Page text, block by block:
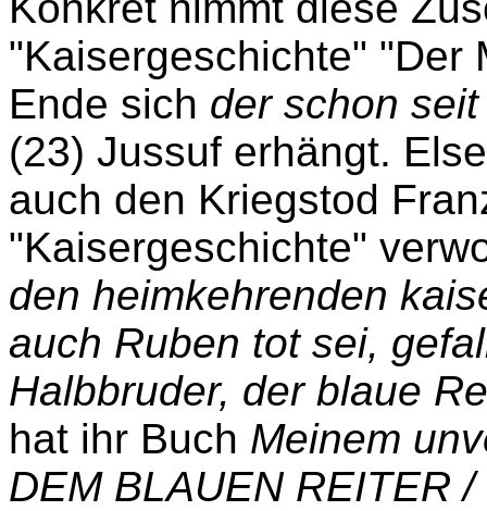
"Kaisergeschichte" "Der
Ende sich der schon
(23) Jussuf erhängt.
auch den Kriegstod
"Kaisergeschichte"
den heimkehrenden
auch Ruben tot sei,
Halbbruder, der blaue
hat ihr Buch Meinem
DEM BLAUEN REITER